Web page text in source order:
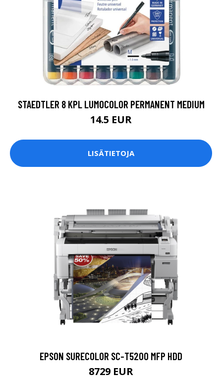
STAEDTLER 8 KPL LUMOCOLOR PERMANENT MEDIUM
14.5 EUR
LISÄTIETOJA
EPSON SURECOLOR SC-T5200 MFP HDD
8729 EUR